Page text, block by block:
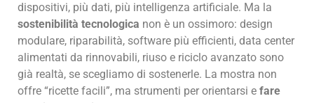
dispositivi, più dati, più intelligenza artificiale. Ma la
sostenibilità tecnologica non è un ossimoro: design
modulare, riparabilità, software più efficienti, data center
alimentati da rinnovabili, riuso e riciclo avanzato sono
già realtà, se scegliamo di sostenerle. La mostra non
offre “ricette facili”, ma strumenti per orientarsi e fare